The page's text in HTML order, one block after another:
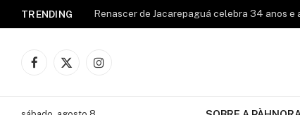
TRENDING
Facebook
X
Instagram